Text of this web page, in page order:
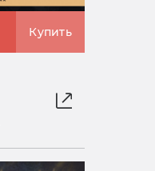
Купить